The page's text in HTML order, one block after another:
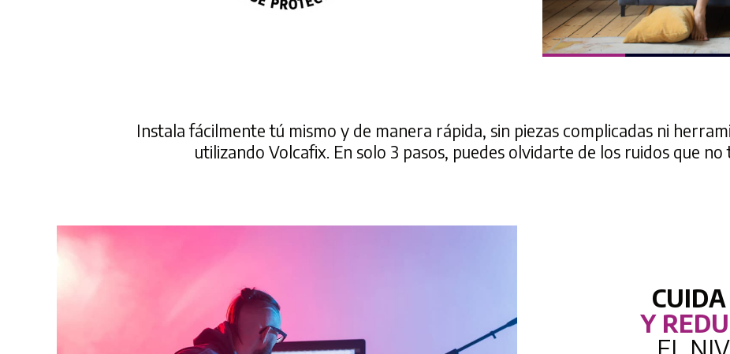
Instala fácilmente tú mismo y de manera rápida, sin piezas complicadas ni
utilizando Volcafix. En solo 3 pasos, puedes olvidarte de los ruidos que no
Y